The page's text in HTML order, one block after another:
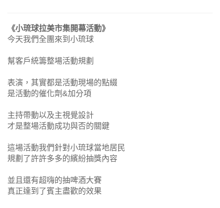
《小琉球拉美市集開幕活動》
今天我們全團來到小琉球
幫客戶統籌整場活動規劃
表演，其實都是活動現場的點綴
是活動的催化劑&加分項
主持帶動以及主視覺設計
才是整場活動成功與否的關鍵
這場活動我們針對小琉球當地居民
規劃了許許多多的繽紛抽獎內容
並且還有超嗨的抽啤酒大賽
真正達到了賓主盡歡的效果